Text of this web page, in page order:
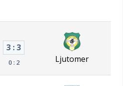
3 : 3
0 : 2 Ljutomer